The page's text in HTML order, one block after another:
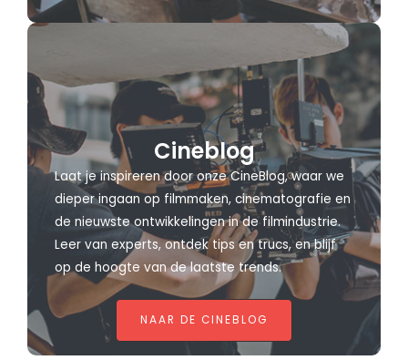
Cineblog
Laat je inspireren door onze CineBlog, waar we
dieper ingaan op filmmaken, cinematografie en
de nieuwste ontwikkelingen in de filmindustrie.
Leer van experts, ontdek tips en trucs, en blijf
op de hoogte van de laatste trends.
NAAR DE CINEBLOG